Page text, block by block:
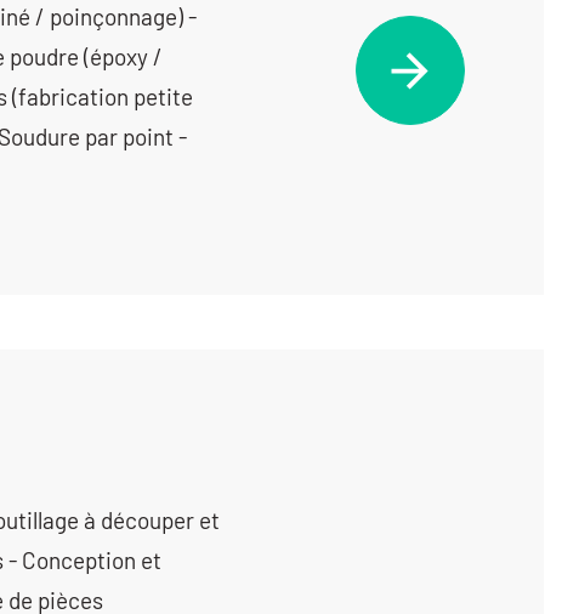
/ poinçonnage) -
poudre (époxy /
(fabrication petite
par point -
à découper et
Conception et
pièces